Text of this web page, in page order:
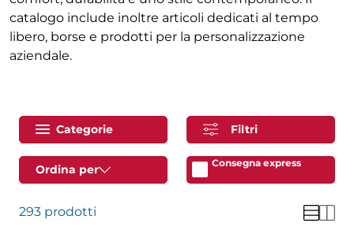
catalogo include inoltre articoli dedicati al tempo
libero, borse e prodotti per la personalizzazione
aziendale.
Categorie Filtri
Ordina per Consegna express
293 prodotti